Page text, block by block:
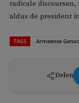
radicale discoursen,
aldus de president
TAGS Armeense
Delen